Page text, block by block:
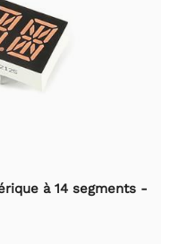
à 14 segments -